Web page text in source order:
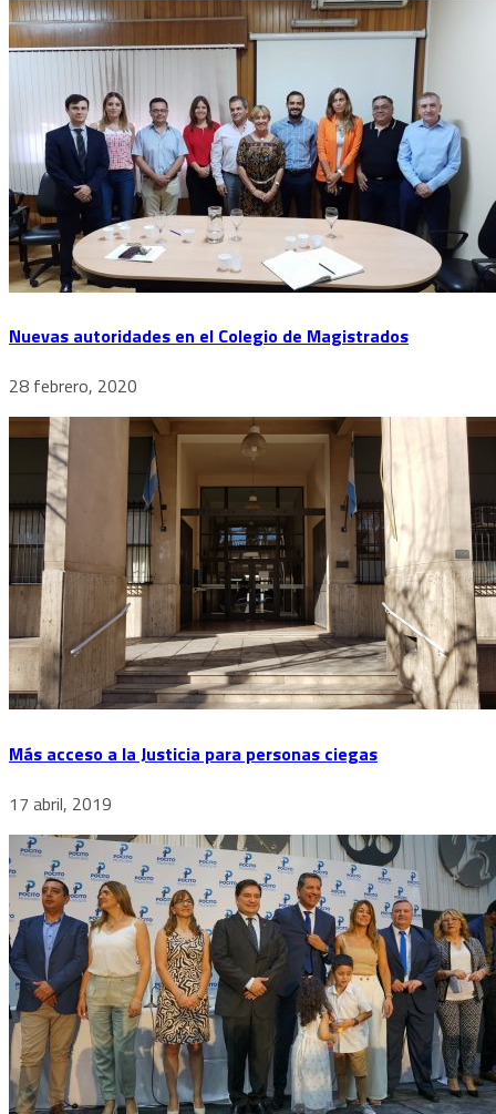
Nuevas autoridades en el Colegio de Magistrados
28 febrero, 2020
Más acceso a la Justicia para personas ciegas
17 abril, 2019